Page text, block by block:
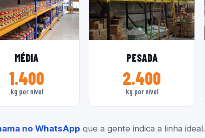
MÉDIA
1.400
kg por nível
PESADA
2.400
kg por nível
no WhatsApp que a gente indica a linha ideal.